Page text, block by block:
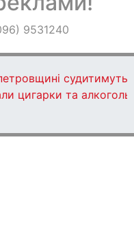
9531240
судитимуть
цигарки та алкоголь